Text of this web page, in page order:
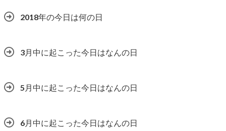
2018年の今日は何の日
3月中に起こった今日はなんの日
5月中に起こった今日はなんの日
6月中に起こった今日はなんの日